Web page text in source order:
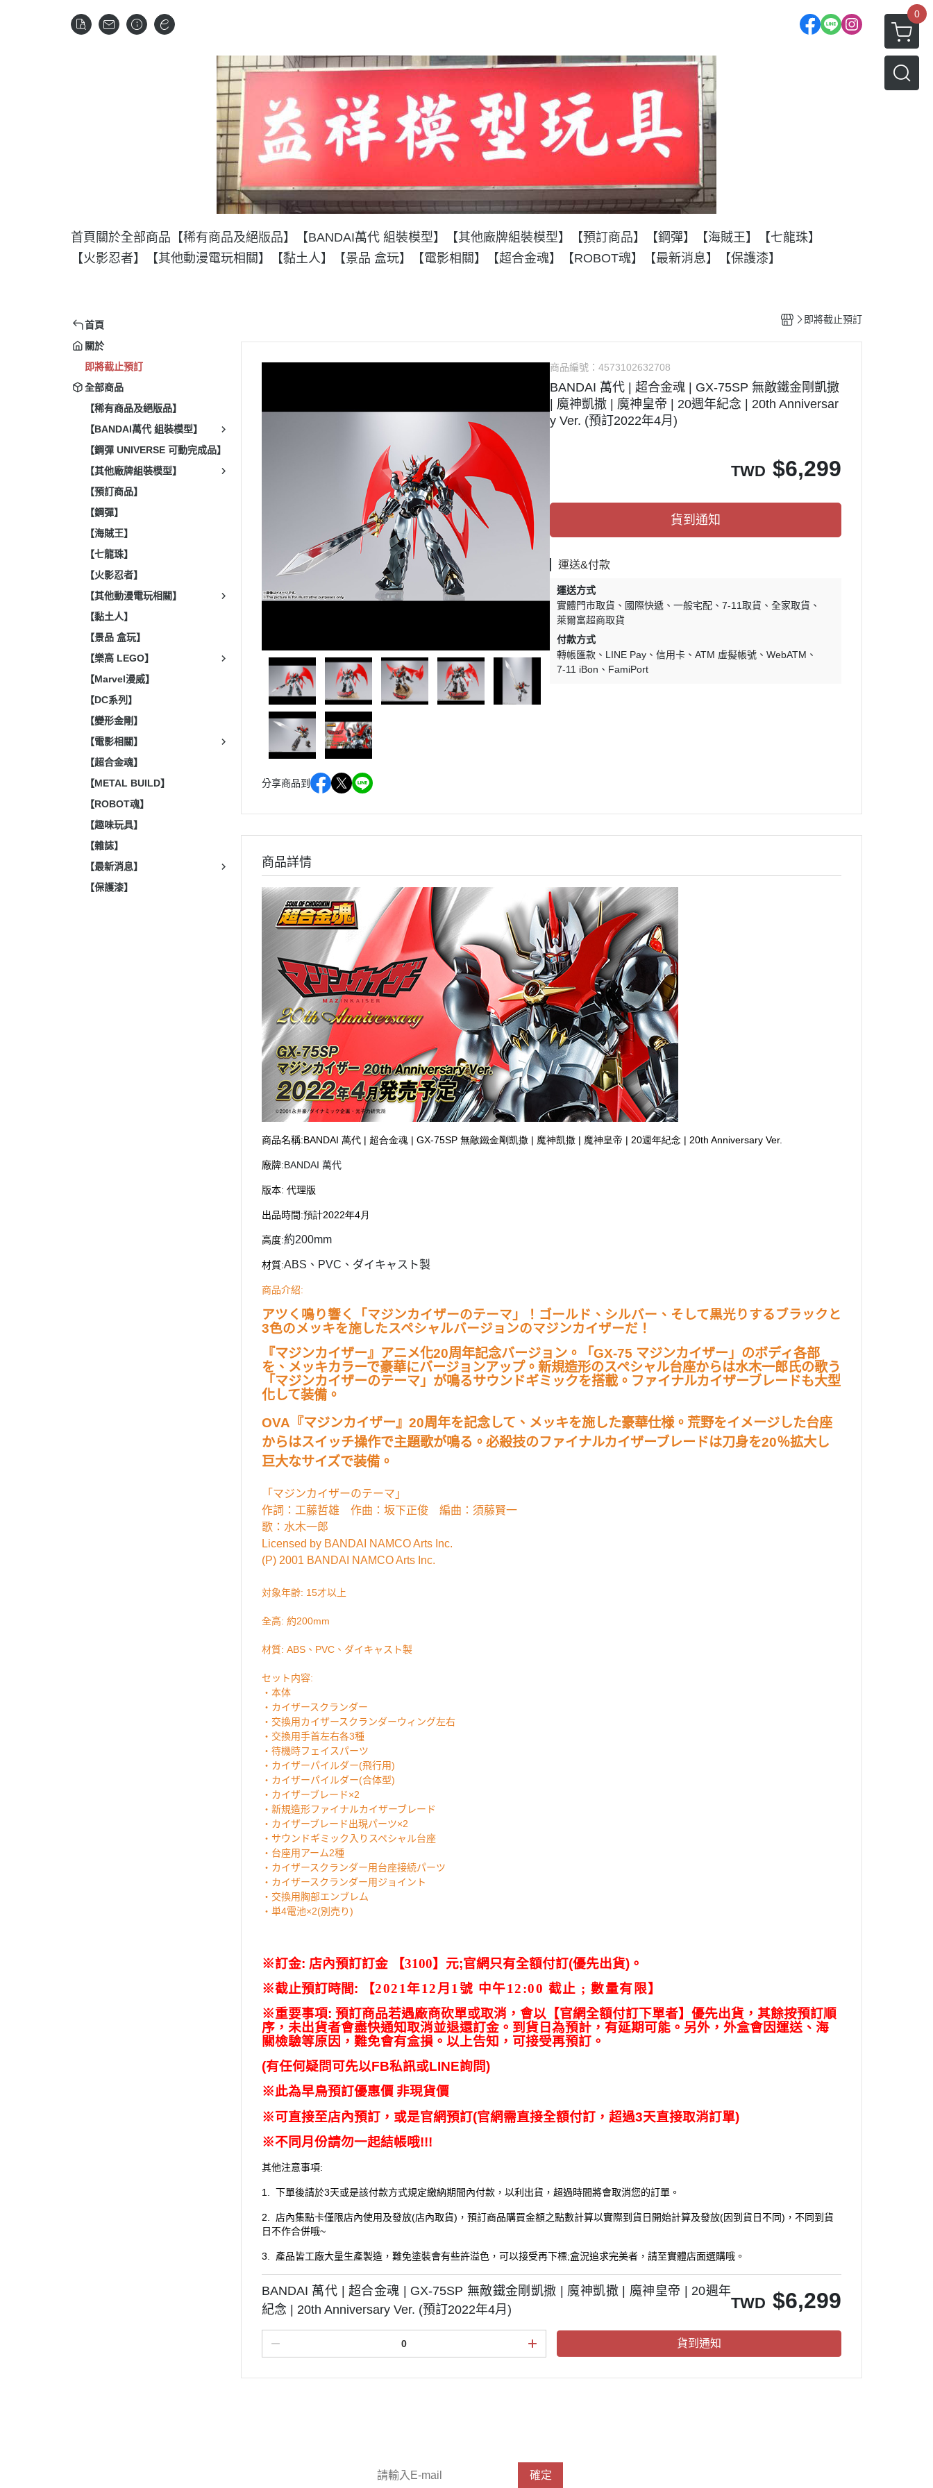
0
首頁 關於全部商品 【稀有商品及絕版品】 【BANDAI萬代 組裝模型】 【其他廠牌組裝模型】 【預訂商品】 【鋼彈】 【海賊王】
【七龍珠】
【火影忍者】
【其他動漫電玩相關】 【黏土人】 【景品 盒玩】 【電影相關】 【超合金魂】 【ROBOT魂】 【最新消息】 【保護漆】
首頁
關於
即將截止預訂
全部商品
【稀有商品及絕版品】
【BANDAI萬代 組裝模型】
【鋼彈 UNIVERSE 可動完成品】
【其他廠牌組裝模型】
【預訂商品】
【鋼彈】
【海賊王】
【七龍珠】
【火影忍者】
【其他動漫電玩相關】
【黏土人】
【景品 盒玩】
【樂高 LEGO】
【Marvel漫威】
【DC系列】
【變形金剛】
【電影相關】
【超合金魂】
【METAL BUILD】
【ROBOT魂】
【趣味玩具】
【雜誌】
【最新消息】
【保護漆】
即將截止預訂
分享商品到
商品編號：4573102632708
BANDAI 萬代 | 超合金魂 | GX-75SP 無敵鐵金剛凱撒
| 魔神凱撒 | 魔神皇帝 | 20週年紀念 | 20th Anniversar
y Ver. (預訂2022年4月)
TWD $6,299
貨到通知
運送&付款
運送方式
實體門市取貨
國際快遞 一般宅配 7-11取貨
全家取貨
萊爾富超商取貨
付款方式
轉帳匯款
LINE Pay 信用卡 ATM 虛擬帳號
WebATM
7-11 iBon
FamiPort
商品詳情
商品名稱:BANDAI 萬代 | 超合金魂 | GX-75SP 無敵鐵金剛凱撒 | 魔神凱撒 | 魔神皇帝 | 20週年紀念 | 20th Anniversary Ver.
廠牌:BANDAI 萬代
版本: 代理版
出品時間:預計2022年4月
高度:約200mm
材質:ABS、PVC、ダイキャスト製
商品介紹:
アツく鳴り響く「マジンカイザーのテーマ」！ゴールド、シルバー、そして黒光りするブラックと
3色のメッキを施したスペシャルバージョンのマジンカイザーだ！
『マジンカイザー』アニメ化20周年記念バージョン。「GX-75 マジンカイザー」のボディ各部
を、メッキカラーで豪華にバージョンアップ。新規造形のスペシャル台座からは水木一郎氏の歌う
「マジンカイザーのテーマ」が鳴るサウンドギミックを搭載。ファイナルカイザーブレードも大型
化して装備。
OVA『マジンカイザー』20周年を記念して、メッキを施した豪華仕様。荒野をイメージした台座
からはスイッチ操作で主題歌が鳴る。必殺技のファイナルカイザーブレードは刀身を20％拡大し
巨大なサイズで装備。
「マジンカイザーのテーマ」
作詞：工藤哲雄 作曲：坂下正俊 編曲：須藤賢一
歌：水木一郎
Licensed by BANDAI NAMCO Arts Inc.
(P) 2001 BANDAI NAMCO Arts Inc.
対象年齢: 15才以上
全高: 約200mm
材質: ABS、PVC、ダイキャスト製
セット内容:
・本体
・カイザースクランダー
・交換用カイザースクランダーウィング左右
・交換用手首左右各3種
・待機時フェイスパーツ
・カイザーパイルダー(飛行用)
・カイザーパイルダー(合体型)
・カイザーブレード×2
・新規造形ファイナルカイザーブレード
・カイザーブレード出現パーツ×2
・サウンドギミック入りスペシャル台座
・台座用アーム2種
・カイザースクランダー用台座接続パーツ
・カイザースクランダー用ジョイント
・交換用胸部エンブレム
・単4電池×2(別売り)
※訂金: 店內預訂訂金 【3100】元;官網只有全額付訂(優先出貨) 。
※截止預訂時間: 【2021年12月1號 中午12:00 截止 ; 數量有限】
※重要事項: 預訂商品若遇廠商砍單或取消，會以【官網全額付訂下單者】優先出貨，其餘按預訂順
序，未出貨者會盡快通知取消並退還訂金。到貨日為預計，有延期可能。另外，外盒會因運送、海
關檢驗等原因，難免會有盒損。以上告知，可接受再預訂。
(有任何疑問可先以FB私訊或LINE詢問)
※此為早鳥預訂優惠價 非現貨價
※可直接至店內預訂，或是官網預訂(官網需直接全額付訂，超過3天直接取消訂單)
※不同月份請勿一起結帳哦!!!
其他注意事項:
1. 下單後請於3天或是該付款方式規定繳納期間內付款，以利出貨，超過時間將會取消您的訂單。
2. 店內集點卡僅限店內使用及發放(店內取貨) ，預訂商品購買金額之點數計算以實際到貨日開始計算及發放( 因到貨日不同 ) ，不同到貨
日不作合併哦~
3. 產品皆工廠大量生產製造，難免塗裝會有些許溢色，可以接受再下標;盒況追求完美者，請至實體店面選購哦。
BANDAI 萬代 | 超合金魂 | GX-75SP 無敵鐵金剛凱撒 | 魔神凱撒 | 魔神皇帝 | 20週年
紀念 | 20th Anniversary Ver. (預訂2022年4月)
TWD $6,299
貨到通知
確定